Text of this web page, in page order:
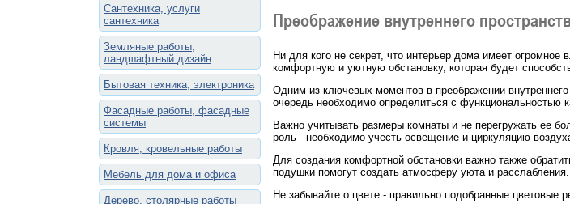
Сантехника, услуги
сантехника
Земляные работы,
ландшафтный дизайн
Бытовая техника, электроника
Фасадные работы, фасадные
системы
Кровля, кровельные работы
Мебель для дома и офиса
Дерево, столярные работы
Преображение внутреннего
Ни для кого не секрет, что интерьер дома имеет
комфортную и уютную обстановку, которая будет
Одним из ключевых моментов в преображении
очередь необходимо определиться с
Важно учитывать размеры комнаты и не перегружать ее
роль - необходимо учесть освещение и циркуляцию
Для создания комфортной обстановки важно также
подушки помогут создать атмосферу уюта и расслабления.
Не забывайте о цвете - правильно подобранные цветовые